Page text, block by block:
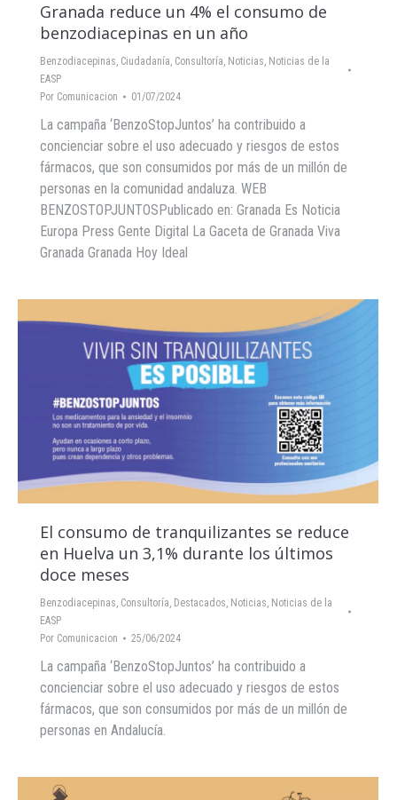
Granada reduce un 4% el consumo de
benzodiacepinas en un año
Benzodiacepinas, Ciudadanía, Consultoría, Noticias, Noticias de la
EASP
Por Comunicacion 01/07/2024
La campaña ‘BenzoStopJuntos’ ha contribuido a
concienciar sobre el uso adecuado y riesgos de estos
fármacos, que son consumidos por más de un millón de
personas en la comunidad andaluza. WEB
BENZOSTOPJUNTOSPublicado en: Granada Es Noticia
Europa Press Gente Digital La Gaceta de Granada Viva
Granada Granada Hoy Ideal
El consumo de tranquilizantes se reduce
en Huelva un 3,1% durante los últimos
doce meses
Benzodiacepinas, Consultoría, Destacados, Noticias, Noticias de la
EASP
Por Comunicacion 25/06/2024
La campaña ‘BenzoStopJuntos’ ha contribuido a
concienciar sobre el uso adecuado y riesgos de estos
fármacos, que son consumidos por más de un millón de
personas en Andalucía.